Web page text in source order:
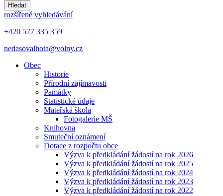
Hledat
rozšířené vyhledávání
+420 577 335 359
nedasovalhota@volny.cz
Obec
Historie
Přírodní zajímavosti
Památky
Statistické údaje
Mateřská škola
Fotogalerie MŠ
Knihovna
Smuteční oznámení
Dotace z rozpočtu obce
Výzva k předkládání žádostí na rok 2026
Výzva k předkládání žádostí na rok 2025
Výzva k předkládání žádostí na rok 2024
Výzva k předkládání žádostí na rok 2023
Výzva k předkládání žádostí na rok 2022